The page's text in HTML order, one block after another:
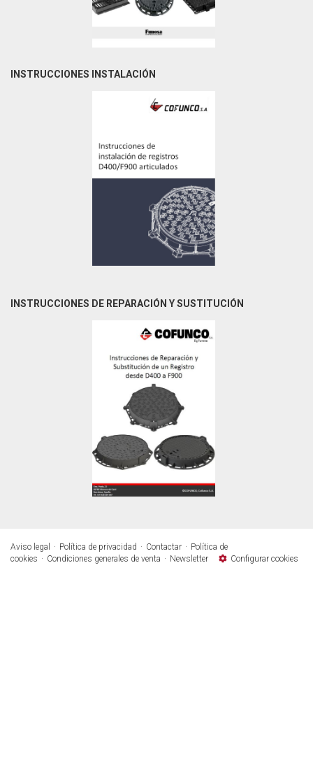
INSTRUCCIONES INSTALACIÓN
INSTRUCCIONES DE REPARACIÓN Y SUSTITUCIÓN
Aviso legal Política de privacidad Contactar
Política de
cookies
Condiciones generales de venta Newsletter Configurar cookies